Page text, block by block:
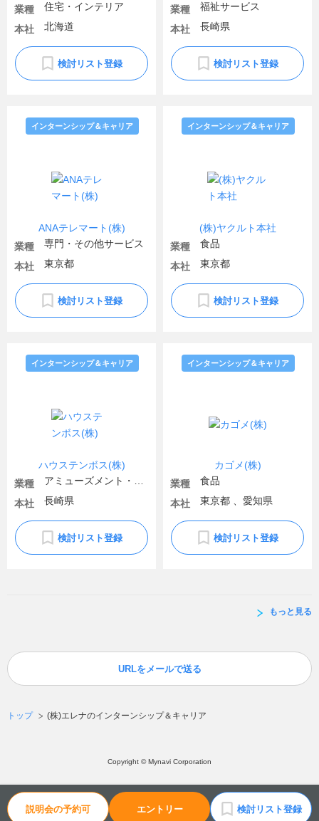
説明会の予約可 エントリー 検討リスト登録
業種
住宅・インテリア
本社
北海道
検討リスト登録
業種
福祉サービス
本社
長崎県
検討リスト登録
ANAテレマート(株)
インターンシップ＆キャリア
業種
専門・その他サービス
本社
東京都
検討リスト登録
(株)ヤクルト本社
インターンシップ＆キャリア
業種
食品
本社
東京都
検討リスト登録
ハウステンボス(株)
インターンシップ＆キャリア
業種
本社
長崎県
検討リスト登録
カゴメ(株)
インターンシップ＆キャリア
業種
食品
本社
東京都 、愛知県
検討リスト登録
もっと見る
URLをメールで送る
トップ (株)エレナのインターンシップ＆キャリア
Copyright © Mynavi Corporation